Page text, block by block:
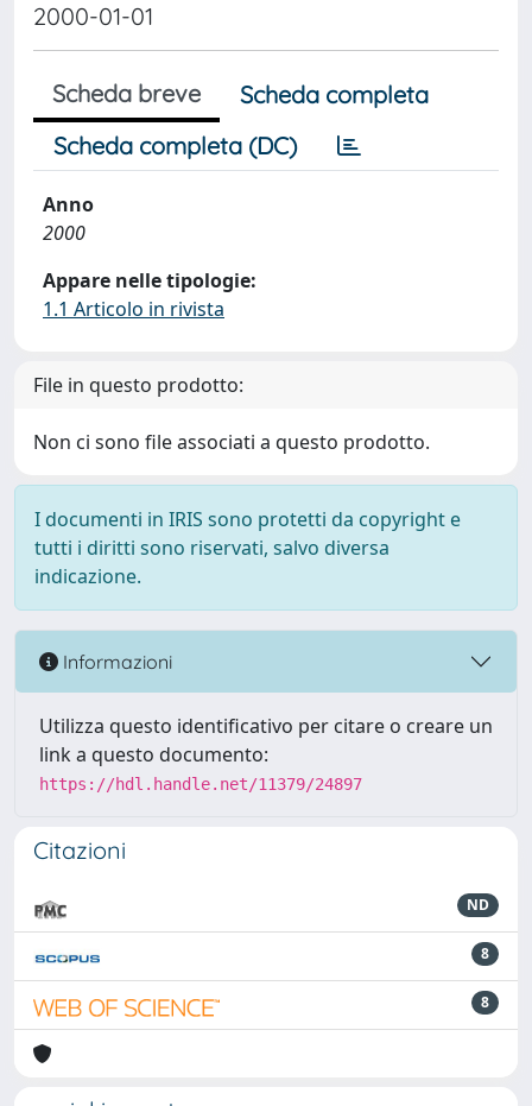
2000-01-01
Scheda breve
Scheda completa
Scheda completa (DC)
Anno
2000
Appare nelle tipologie:
1.1 Articolo in rivista
File in questo prodotto:
Non ci sono file associati a questo prodotto.
I documenti in IRIS sono protetti da copyright e
tutti i diritti sono riservati, salvo diversa
indicazione.
Informazioni
Utilizza questo identificativo per citare o creare un
link a questo documento:
https://hdl.handle.net/11379/24897
Citazioni
ND
8
8